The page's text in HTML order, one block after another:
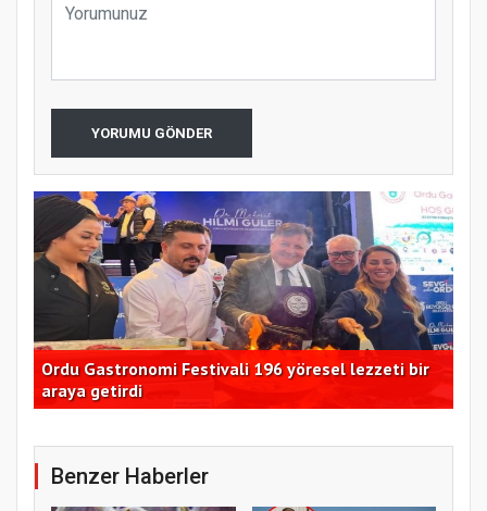
YORUMU GÖNDER
Ordu Gastronomi Festivali 196 yöresel lezzeti bir
araya getirdi
Benzer Haberler